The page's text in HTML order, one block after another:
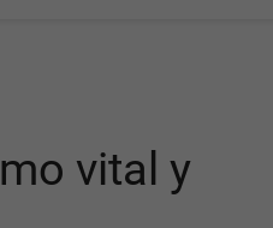
vital y